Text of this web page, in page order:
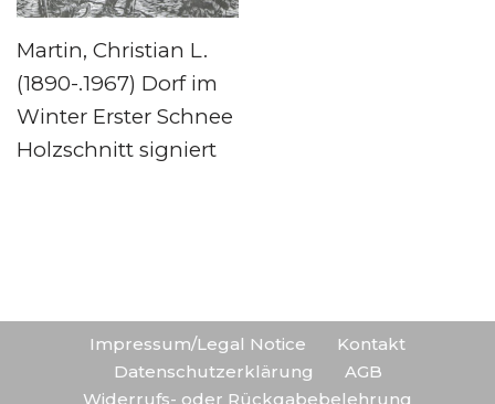
Martin, Christian L.
(1890-.1967) Dorf im
Winter Erster Schnee
Holzschnitt signiert
Impressum/Legal Notice
Kontakt
Datenschutzerklärung
AGB
Widerrufs- oder Rückgabebelehrung